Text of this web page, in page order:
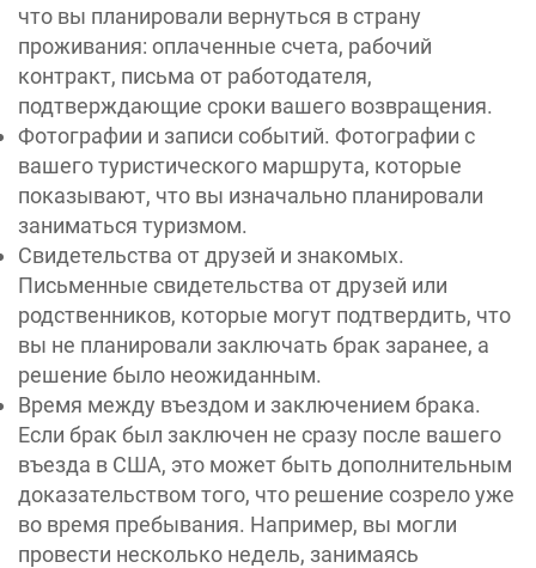
что вы планировали вернуться в страну
проживания: оплаченные счета, рабочий
контракт, письма от работодателя,
подтверждающие сроки вашего возвращения.
Фотографии и записи событий. Фотографии с
вашего туристического маршрута, которые
показывают, что вы изначально планировали
заниматься туризмом.
Свидетельства от друзей и знакомых.
Письменные свидетельства от друзей или
родственников, которые могут подтвердить, что
вы не планировали заключать брак заранее, а
решение было неожиданным.
Время между въездом и заключением брака.
Если брак был заключен не сразу после вашего
въезда в США, это может быть дополнительным
доказательством того, что решение созрело уже
во время пребывания. Например, вы могли
провести несколько недель, занимаясь